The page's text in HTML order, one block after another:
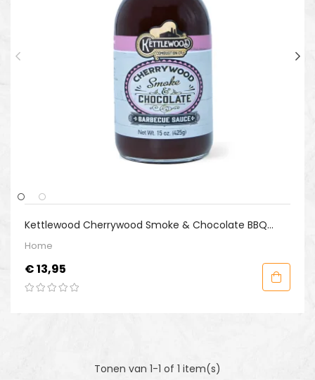
Kettlewood Cherrywood Smoke & Chocolate BBQ
Sauce
Home
Prijs
€ 13,95
Tonen van 1-1 of 1 item(s)